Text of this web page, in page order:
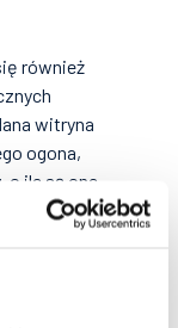
również
witryna
ogona,
o ile są one
danej